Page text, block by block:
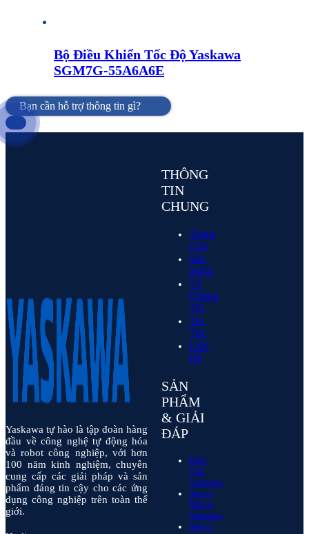
Bộ Điều Khiển Tốc Độ Yaskawa
SGM7G-55A6A6E
Bạn cần hỗ trợ thông tin gì?
Yaskawa tự hào là tập đoàn hàng
đầu về công nghệ tự động hóa
và robot công nghiệp, với hơn
100 năm kinh nghiệm, chuyên
cung cấp các giải pháp và sản
phẩm đáng tin cậy cho các ứng
dụng công nghiệp trên toàn thế
giới.
THÔNG
TIN
CHUNG
Trang
Chủ
Sản
phẩm
Về
Chúng
Tôi
Tin
Tức
Liên
Hệ
SẢN
PHẨM
& GIẢI
ĐÁP
Biến
Tần
Yaskawa
Servo
Motor
Yaskawa
Servo